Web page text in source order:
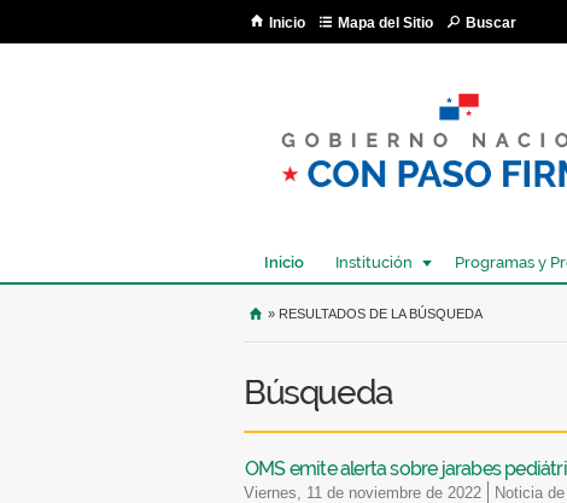
Inicio Mapa del Sitio Buscar
Inicio Institución Programas y
USTED SE ENCUENTRA AQUÍ
» RESULTADOS DE LA BÚSQUEDA
Búsqueda
OMS emite alerta sobre jarabes
viernes, 11 de noviembre de 2022
Noticia